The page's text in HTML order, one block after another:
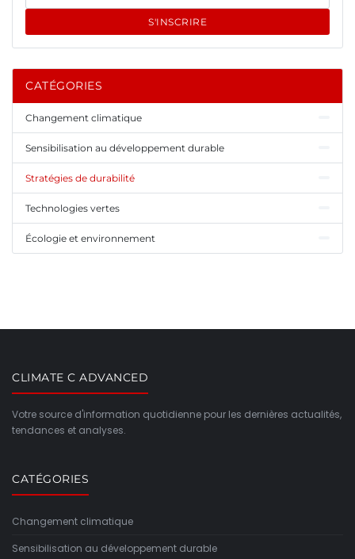
S'INSCRIRE
CATÉGORIES
Changement climatique
Sensibilisation au développement durable
Stratégies de durabilité
Technologies vertes
Écologie et environnement
CLIMATE C ADVANCED
Votre source d'information quotidienne pour les dernières actualités,
tendances et analyses.
CATÉGORIES
Changement climatique
Sensibilisation au développement durable